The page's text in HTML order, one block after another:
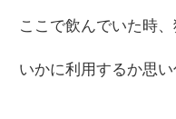
ここで飲んでいた時
いかに利用するか思